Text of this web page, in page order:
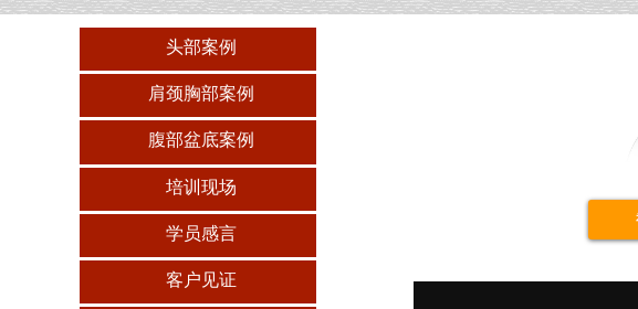
头部案例
肩颈胸部案例
腹部盆底案例
培训现场
学员感言
客户见证